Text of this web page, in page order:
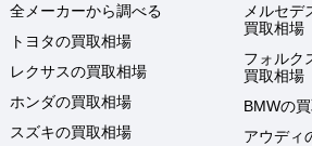
全メーカーから調べる
トヨタの買取相場
レクサスの買取相場
ホンダの買取相場
スズキの買取相場
メルセデ
買取相場
フォルク
買取相場
BMWの
アウディ